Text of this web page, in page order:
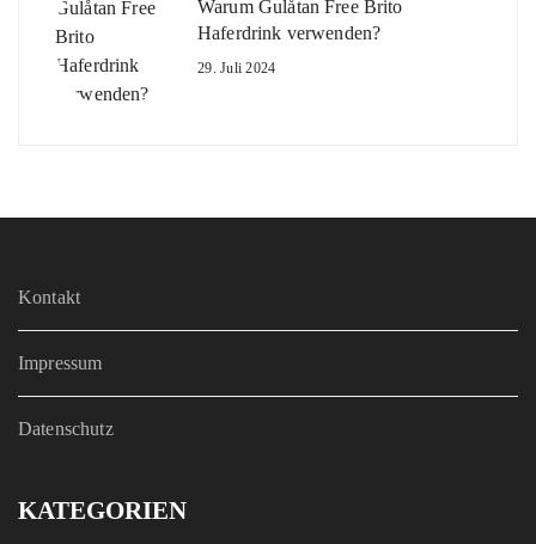
Warum Gulåtan Free Brito
Haferdrink verwenden?
29. Juli 2024
Kontakt
Impressum
Datenschutz
KATEGORIEN